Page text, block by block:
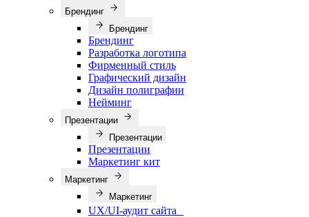
Брендинг
Брендинг
Брендинг
Разработка логотипа
Фирменный стиль
Графический дизайн
Дизайн полиграфии
Нейминг
Презентации
Презентации
Презентации
Маркетинг кит
Маркетинг
Маркетинг
UX/UI-аудит сайта